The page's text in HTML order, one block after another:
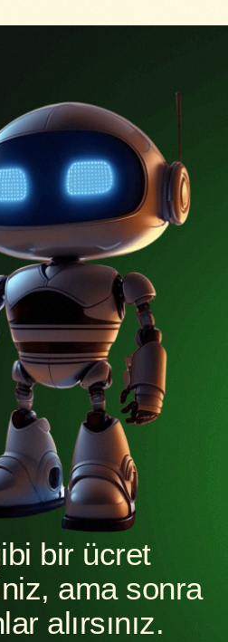
bir ücret
ama sonra
alırsınız.